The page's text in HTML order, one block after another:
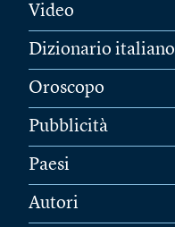
Video
Dizionario italiano
Oroscopo
Pubblicità
Paesi
Autori